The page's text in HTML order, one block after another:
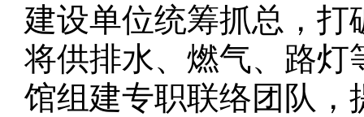
建设单位统筹抓总，打
将供排水、燃气、路灯
馆组建专职联络团队，